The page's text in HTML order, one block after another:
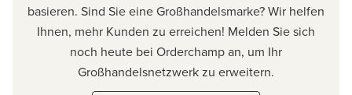
basieren. Sind Sie eine Großhandelsmarke? Wir helfen
Ihnen, mehr Kunden zu erreichen! Melden Sie sich
noch heute bei Orderchamp an, um Ihr
Großhandelsnetzwerk zu erweitern.